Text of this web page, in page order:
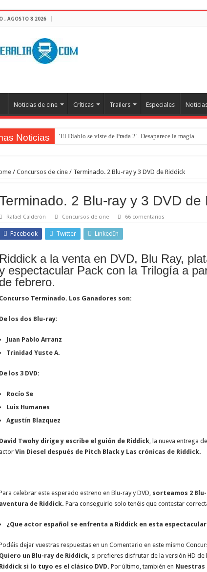
, AGOSTO 8 2026
Noticias de cine Críticas Trailers Especiales
Noticias ‘El Diablo se viste de Prada 2’. Desaparece la magia
‘La Asistenta’. Dúo perfecto
‘Supergirl’. De 7’5 con fresquito
/ Concursos de cine / Terminado. 2 Blu-ray y 3 DVD de Riddick
2 Blu-ray y 3 DVD de
Rafael Calderón Concursos de cine 66 comentarios
Facebook Twitter LinkedIn
Riddick a la venta en DVD, Blu Ray,
espectacular Pack con la Trilogía a
de febrero.
Concurso Terminado. Los Ganadores son:
De los dos Blu-ray:
Juan Pablo Arranz
Trinidad Yuste A.
De los 3 DVD:
Rocío Se
Luis Humanes
Agustín Blazquez
David Twohy dirige y escribe el guión de Riddick, la nueva entrega
actor Vin Diesel después de Pitch Black y Las crónicas de Riddick.
celebrar este esperado estreno en Blu-ray y DVD, sorteamos 2 Blu-
aventura de Riddick. Para conseguirlo solo tenéis que contestar
¿Que actor español se enfrenta a Riddick en esta
dejar vuestras respuestas en un Comentario en este mismo
Quiero un Blu-ray de Riddick, si prefieres disfrutar de la versión HD de
Riddick si lo tuyo es el clásico DVD. Por último, también en Nuestras